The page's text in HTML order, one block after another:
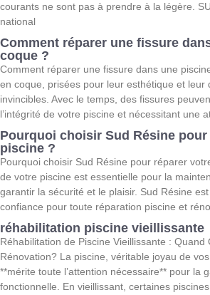
courants ne sont pas à prendre à la légère.
national
Comment réparer une fissure
coque ?
Comment réparer une fissure dans une
en coque, prisées pour leur esthétique et leur
invincibles. Avec le temps, des fissures
l’intégrité de votre piscine et nécessitant une
Pourquoi choisir Sud Résine
piscine ?
Pourquoi choisir Sud Résine pour réparer
de votre piscine est essentielle pour la
garantir la sécurité et le plaisir. Sud Résine
confiance pour toute réparation piscine et
réhabilitation piscine vieillissante
Réhabilitation de Piscine Vieillissante : Quand
Rénovation? La piscine, véritable joyau de
**mérite toute l’attention nécessaire** pour la
fonctionnelle. En vieillissant, certaines